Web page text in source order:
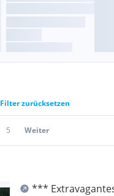
Filter zurücksetzen
5 Weiter
***